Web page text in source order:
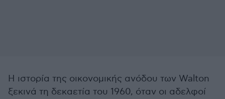
Η ιστορία της οικονομικής ανόδου των Walton
ξεκινά τη δεκαετία του 1960, όταν οι αδελφοί